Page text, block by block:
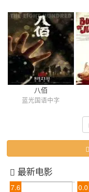
八佰
蓝光国语中字
最新电影
7.6 0.0